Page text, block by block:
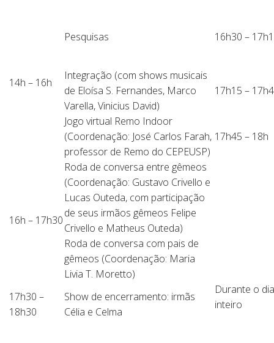
14h – 16h
Pesquisas 16h30 –
Integração (com shows musicais
de Eloísa S. Fernandes, Marco
Varella, Vinicius David)
17h15 –
Jogo virtual Remo Indoor
(Coordenação: José Carlos Farah,
professor de Remo do CEPEUSP)
17h45 – 18h
16h – 17h30
Roda de conversa entre gêmeos
(Coordenação: Gustavo Crivello e
Lucas Outeda, com participação
de seus irmãos gêmeos Felipe
Crivello e Matheus Outeda)
Roda de conversa com pais de
gêmeos (Coordenação: Maria
Livia T. Moretto)
Durante o dia
inteiro
17h30 –
18h30
Show de encerramento: irmãs
Célia e Celma